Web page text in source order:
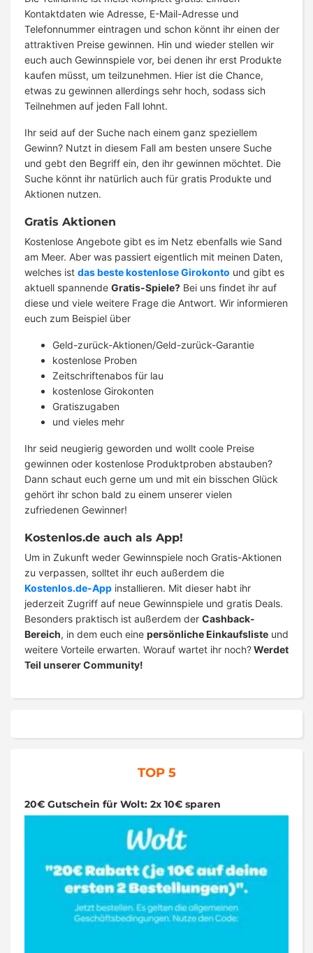
Kontaktdaten wie Adresse, E-Mail-Adresse und
Telefonnummer eintragen und schon könnt ihr einen der
attraktiven Preise gewinnen. Hin und wieder stellen wir
euch auch Gewinnspiele vor, bei denen ihr erst Produkte
kaufen müsst, um teilzunehmen. Hier ist die Chance,
etwas zu gewinnen allerdings sehr hoch, sodass sich
Teilnehmen auf jeden Fall lohnt.
Ihr seid auf der Suche nach einem ganz speziellem
Gewinn? Nutzt in diesem Fall am besten unsere Suche
und gebt den Begriff ein, den ihr gewinnen möchtet. Die
Suche könnt ihr natürlich auch für gratis Produkte und
Aktionen nutzen.
Gratis Aktionen
Kostenlose Angebote gibt es im Netz ebenfalls wie Sand
am Meer. Aber was passiert eigentlich mit meinen Daten,
welches ist das beste kostenlose Girokonto und gibt es
aktuell spannende Gratis-Spiele? Bei uns findet ihr auf
diese und viele weitere Frage die Antwort. Wir informieren
euch zum Beispiel über
Geld-zurück-Aktionen/Geld-zurück-Garantie
kostenlose Proben
Zeitschriftenabos für lau
kostenlose Girokonten
Gratiszugaben
und vieles mehr
Ihr seid neugierig geworden und wollt coole Preise
gewinnen oder kostenlose Produktproben abstauben?
Dann schaut euch gerne um und mit ein bisschen Glück
gehört ihr schon bald zu einem unserer vielen
zufriedenen Gewinner!
Kostenlos.de auch als App!
Um in Zukunft weder Gewinnspiele noch Gratis-Aktionen
zu verpassen, solltet ihr euch außerdem die
Kostenlos.de-App installieren. Mit dieser habt ihr
jederzeit Zugriff auf neue Gewinnspiele und gratis Deals.
Besonders praktisch ist außerdem der Cashback-
Bereich, in dem euch eine persönliche Einkaufsliste und
weitere Vorteile erwarten. Worauf wartet ihr noch?Werdet
Teil unserer Community!
TOP 5
20€ Gutschein für Wolt: 2x 10€ sparen